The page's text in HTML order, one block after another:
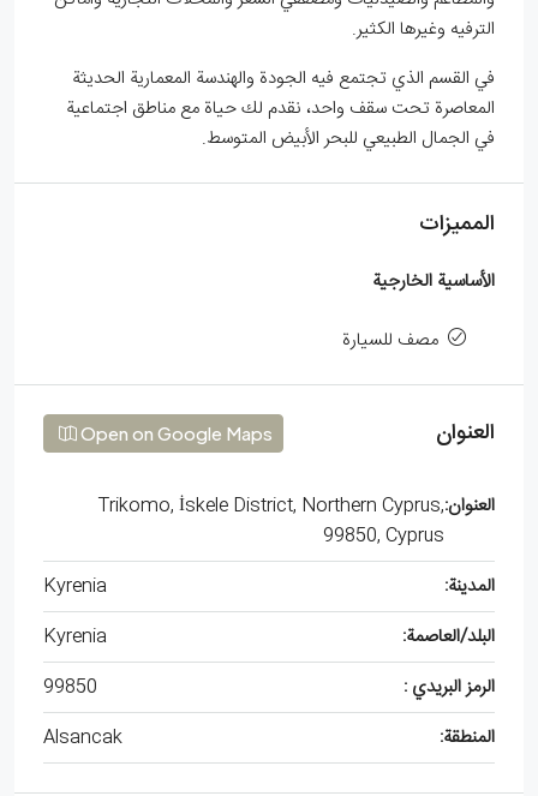
الترفيه وغيرها الكثير.
في القسم الذي تجتمع فيه الجودة والهندسة المعمارية الحديثة
المعاصرة تحت سقف واحد، نقدم لك حياة مع مناطق اجتماعية
في الجمال الطبيعي للبحر الأبيض المتوسط.
المميزات
الأساسية الخارجية
مصف للسيارة
العنوان Open on Google Maps
العنوان:Trikomo, İskele District, Northern Cyprus,
99850, Cyprus
المدينة:
Kyrenia
البلد/العاصمة:
Kyrenia
الرمز البريدي :
99850
المنطقة:
Alsancak